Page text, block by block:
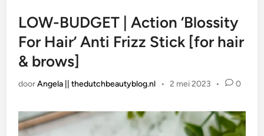
LOW-BUDGET | Action ‘Blossity
For Hair’ Anti Frizz Stick [for hair
& brows]
doorAngela || thedutchbeautyblog.nl • 2 mei 2023 • 0